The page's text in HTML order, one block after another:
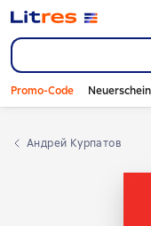
Promo-Code
Андрей Курпатов